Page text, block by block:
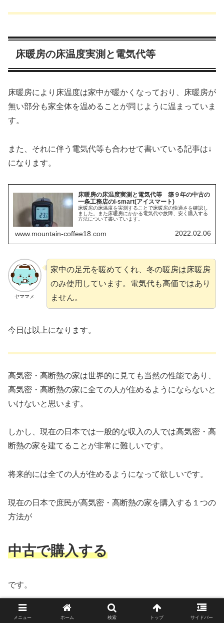
床暖房の床温度実測と電気代等
床暖房により床温度は家中が暖かくなっており、床暖房が
無い部分も家全体を温めることが同じように温まっていま
す。
また、それに伴う電気代等も合わせて書いている記事は↓
になります。
床暖房の床温度実測と電気代等 築９年の中古の
一条工務店のi-smart(アイスマート)
床暖房の床温度を実測することで床暖房の快適さを確認し
ました。また床暖房にかかる電気代や故障、安く購入する
方法について書いています。
www.mountain-coffee18.com 2022.02.06
ヤママメ
家中の足元を暖めてくれ、冬の暖房は床暖房
のみ使用しています。電気代も高価ではあり
ません。
今日は以上になります。
高気密・高断熱の家は世界的に見ても当然の性能であり、
高気密・高断熱の家に全ての人が住めるようにならないと
いけないと思います。
しかし、現在の日本では一般的な収入の人では高気密・高
断熱の家を建てることが非常に難しいです。
将来的には全ての人が住めるようになって欲しいです。
現在の日本で庶民が高気密・高断熱の家を購入する１つの
方法が
中古で購入する
です。
中古で一条工務店のi-smart（アイスマート）を購入しした
メニュー ホーム 検索 トップ サイドバー